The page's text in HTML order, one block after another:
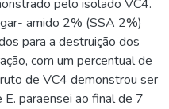
pelo isolado VC4.
amido 2% (SSA 2%)
para a destruição dos
com um percentual de
de VC4 demonstrou ser
paraensei ao final de 7